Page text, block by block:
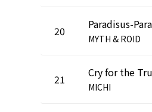
20 Paradisus-
MYTH & ROID
21 Cry for the
MICHI